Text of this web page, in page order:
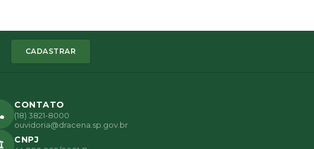
CADASTRAR
CONTATO
(18) 3821-8000
ouvidoria@dracena.sp.gov.br
CNPJ